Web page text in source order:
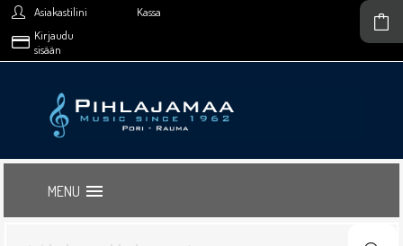
Asiakastilini
Kassa
Kirjaudu
sisään
MENU